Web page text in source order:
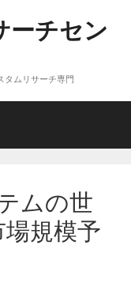
ーチセン
ムリサーチ専門
ムの世
規模予